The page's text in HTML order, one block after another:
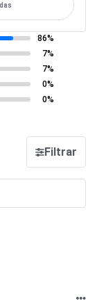
86%
7%
7%
0%
0%
Filtrar